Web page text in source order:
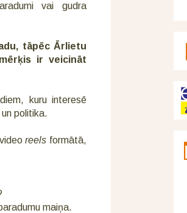
vai gudra
tāpēc Ārlietu
ir veicināt
kuru interesē
politika.
videoreels formātā,
maiņa.